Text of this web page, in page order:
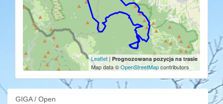
Leaflet | Prognozowana pozycja na trasie
Map data ©OpenStreetMapcontributors
GIGA / Open